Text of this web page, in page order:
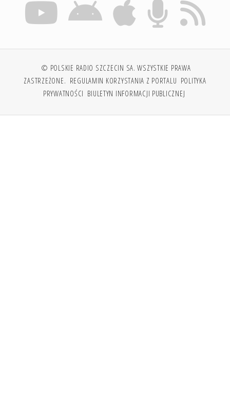
© POLSKIE RADIO SZCZECIN SA. WSZYSTKIE PRAWA
ZASTRZEŻONE. REGULAMIN KORZYSTANIA Z PORTALU POLITYKA
PRYWATNOŚCI BIULETYN INFORMACJI PUBLICZNEJ